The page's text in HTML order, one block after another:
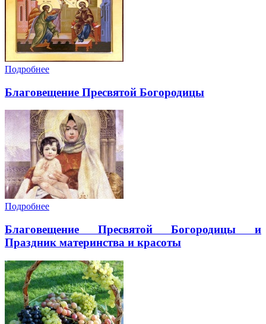
Подробнее
Благовещение Пресвятой Богородицы
Подробнее
Благовещение Пресвятой Богородицы и
Праздник материнства и красоты